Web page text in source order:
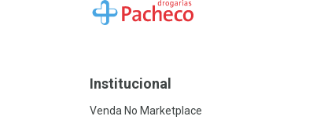
Ir para a Home
Institucional
Venda No Marketplace